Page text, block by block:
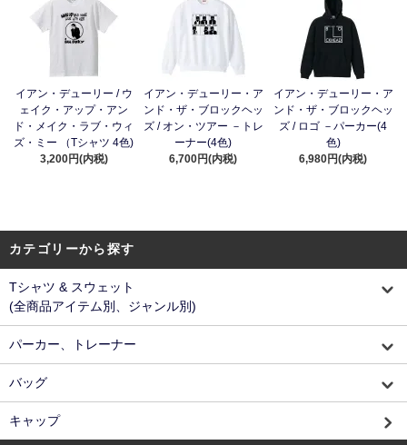
イアン・デューリー / ウ
ェイク・アップ・アン
ド・メイク・ラブ・ウィ
ズ・ミー （Tシャツ 4色)
3,200円(内税)
イアン・デューリー・ア
ンド・ザ・ブロックヘッ
ズ / オン・ツアー －トレ
ーナー(4色)
6,700円(内税)
イアン・デューリー・ア
ンド・ザ・ブロックヘッ
ズ / ロゴ －パーカー(4
色)
6,980円(内税)
カテゴリーから探す
Tシャツ & スウェット
(全商品アイテム別、ジャンル別)
パーカー、トレーナー
バッグ
キャップ